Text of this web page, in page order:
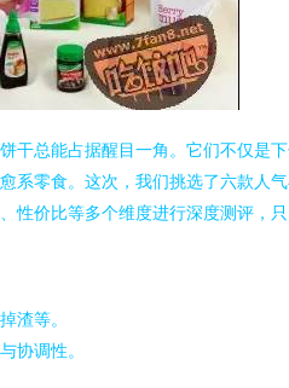
干总能占据醒目一角。它们不仅是
系零食。这次，我们挑选了六款人
性价比等多个维度进行深度测评，
渣等。
协调性。